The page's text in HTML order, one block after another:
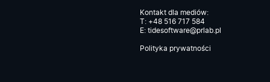
Kontakt dla mediów:
T: +48 516 717 584
E: tidesoftware@prlab.pl
Polityka prywatności